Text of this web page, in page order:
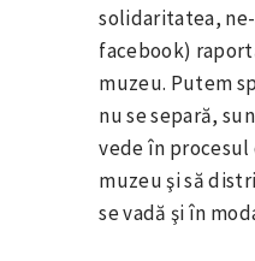
solidaritatea,
facebook)
muzeu. Putem
nu se separă,
vede în
muzeu şi să
se vadă şi în